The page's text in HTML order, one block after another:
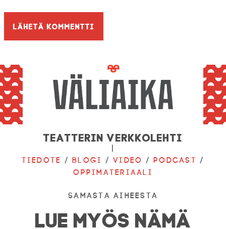
Teatterin verkkolehti
|
Tiedote /Blogi /Video /Podcast /
Oppimateriaali
Samasta aiheesta
LUE MYÖS NÄMÄ